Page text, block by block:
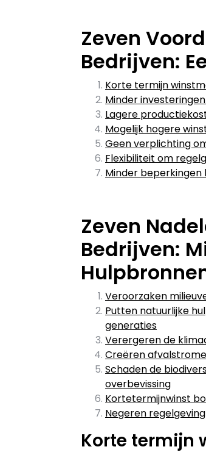
Zeven
Bedrijven:
Korte termijn
Minder
Lagere
Mogelijk hogere
Geen verplichting
Flexibiliteit om
Minder beperkingen
Zeven
Bedrijven:
Veroorzaken
Putten natuurlijke
generaties
Verergeren de
Creëren
Schaden de
overbevissing
Kortetermijnwinst
Negeren
Korte termijn